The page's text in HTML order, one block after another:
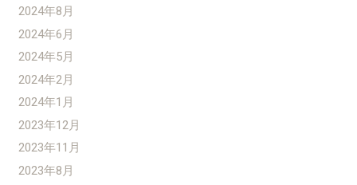
2024年8月
2024年6月
2024年5月
2024年2月
2024年1月
2023年12月
2023年11月
2023年8月